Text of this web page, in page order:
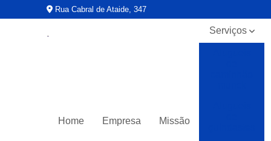
Rua Cabral de Ataide, 347
Home Empresa Missão
Serviços